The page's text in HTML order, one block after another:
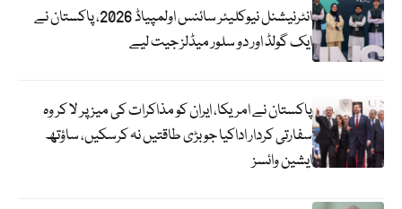
انٹرنیشنل نیوکلیئر سائنس اولمپیاڈ 2026، پاکستان نے
ایک گولڈ اور دو سلور میڈلز جیت لیے
پاکستان نے امریکا، ایران کو مذاکرات کی میز پر لا کر وہ
سفارتی کردار اداکیا جو بڑی طاقتیں نہ کرسکیں، ساؤتھ
ایشین وائسز